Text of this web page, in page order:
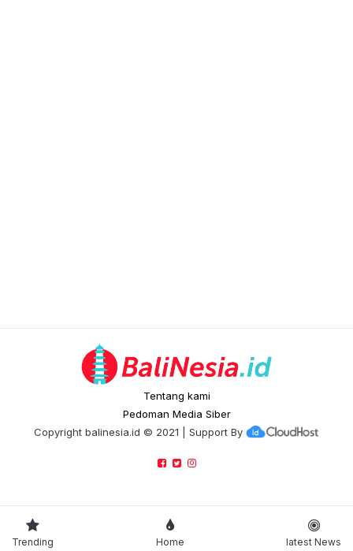
Tentang kami
Pedoman Media Siber
Copyright balinesia.id © 2021 | Support By
Trending Home latest News